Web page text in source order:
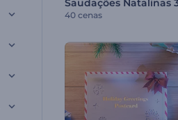
40 cenas